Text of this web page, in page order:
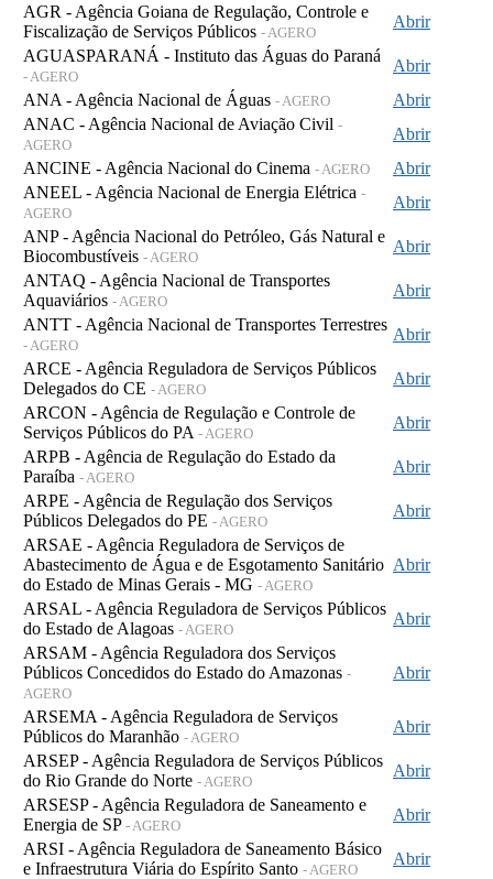
AGR - Agência Goiana de Regulação, Controle e
Fiscalização de Serviços Públicos - AGERO
Abrir
AGUASPARANÁ - Instituto das Águas do Paraná
- AGERO
Abrir
ANA - Agência Nacional de Águas - AGERO
Abrir
ANAC - Agência Nacional de Aviação Civil -
AGERO
Abrir
ANCINE - Agência Nacional do Cinema - AGERO
Abrir
ANEEL - Agência Nacional de Energia Elétrica -
AGERO
Abrir
ANP - Agência Nacional do Petróleo, Gás Natural e
Biocombustíveis - AGERO
Abrir
ANTAQ - Agência Nacional de Transportes
Aquaviários - AGERO
Abrir
ANTT - Agência Nacional de Transportes Terrestres
- AGERO
Abrir
ARCE - Agência Reguladora de Serviços Públicos
Delegados do CE - AGERO
Abrir
ARCON - Agência de Regulação e Controle de
Serviços Públicos do PA - AGERO
Abrir
ARPB - Agência de Regulação do Estado da
Paraíba - AGERO
Abrir
ARPE - Agência de Regulação dos Serviços
Públicos Delegados do PE - AGERO
Abrir
ARSAE - Agência Reguladora de Serviços de
Abastecimento de Água e de Esgotamento Sanitário
do Estado de Minas Gerais - MG - AGERO
Abrir
ARSAL - Agência Reguladora de Serviços Públicos
do Estado de Alagoas - AGERO
Abrir
ARSAM - Agência Reguladora dos Serviços
Públicos Concedidos do Estado do Amazonas -
AGERO
Abrir
ARSEMA - Agência Reguladora de Serviços
Públicos do Maranhão - AGERO
Abrir
ARSEP - Agência Reguladora de Serviços Públicos
do Rio Grande do Norte - AGERO
Abrir
ARSESP - Agência Reguladora de Saneamento e
Energia de SP - AGERO
Abrir
ARSI - Agência Reguladora de Saneamento Básico
e Infraestrutura Viária do Espírito Santo - AGERO
Abrir